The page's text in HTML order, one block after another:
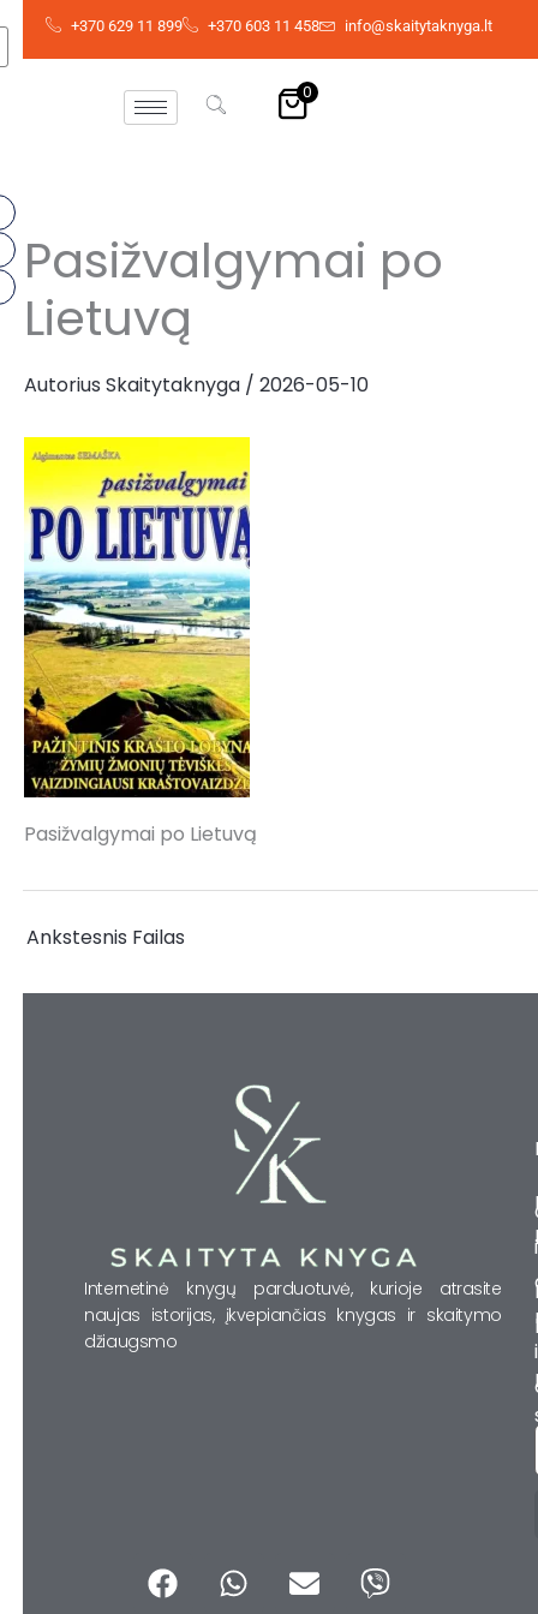
Pereiti
+370 629 11 899 +370 603 11 458 info@skaitytaknyga.lt
0
Pasižvalgymai po
Lietuvą
Autorius Skaitytaknyga / 2026-05-10
Pasižvalgymai po Lietuvą
Ankstesnis Failas
Internetinė knygų parduotuvė, kurioje atrasite
naujas istorijas, įkvepiančias knygas ir skaitymo
džiaugsmo
F W E V